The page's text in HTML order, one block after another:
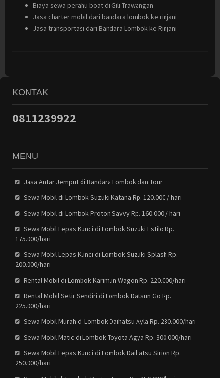
Biaya sewa perahu boat di Gili Trawangan
Jasa charter mobil dari bandara lombok ke rinjani
Jasa transportasi dari Bandara Lombok ke Rinjani
KONTAK
0811239922
MENU
Jasa Antar Jemput di Bandara Lombok dan Tour
Sewa Mobil di Lombok Suzuki Katana Rp. 120.000 / hari
Sewa Mobil di Lombok Proton Savvy Rp. 160.000 / hari
Sewa Mobil Lepas Kunci di Lombok Suzuki Estilo Rp.
175.000/hari
Sewa Mobil Lepas Kunci di Lombok Suzuki Splash Rp.
200.000/hari
Rental Mobil di Lombok Karimun Wagon Rp. 220.000/hari
Rental Mobil Setir Sendiri di Lombok Datsun Go Rp.
225.000/hari
Sewa Mobil Murah di Lombok Daihatsu Ayla Rp. 230.000/hari
Sewa Mobil Matic di Lombok Toyota Agya Rp. 300.000/hari
Sewa Mobil Lepas Kunci di Lombok Daihatsu Sirion Rp.
250.000/hari